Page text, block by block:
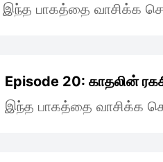
இந்த பாகத்தை வாசிக்க
Episode 20: காதலின்
இந்த பாகத்தை வாசிக்க